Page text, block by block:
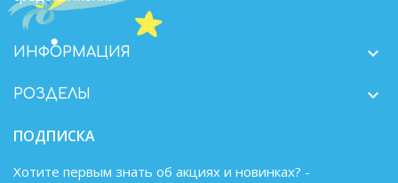
ИНФОРМАЦИЯ 
РОЗДЕЛЫ 
ПОДПИСКА
Хотите первым знать об акциях и новинках? -